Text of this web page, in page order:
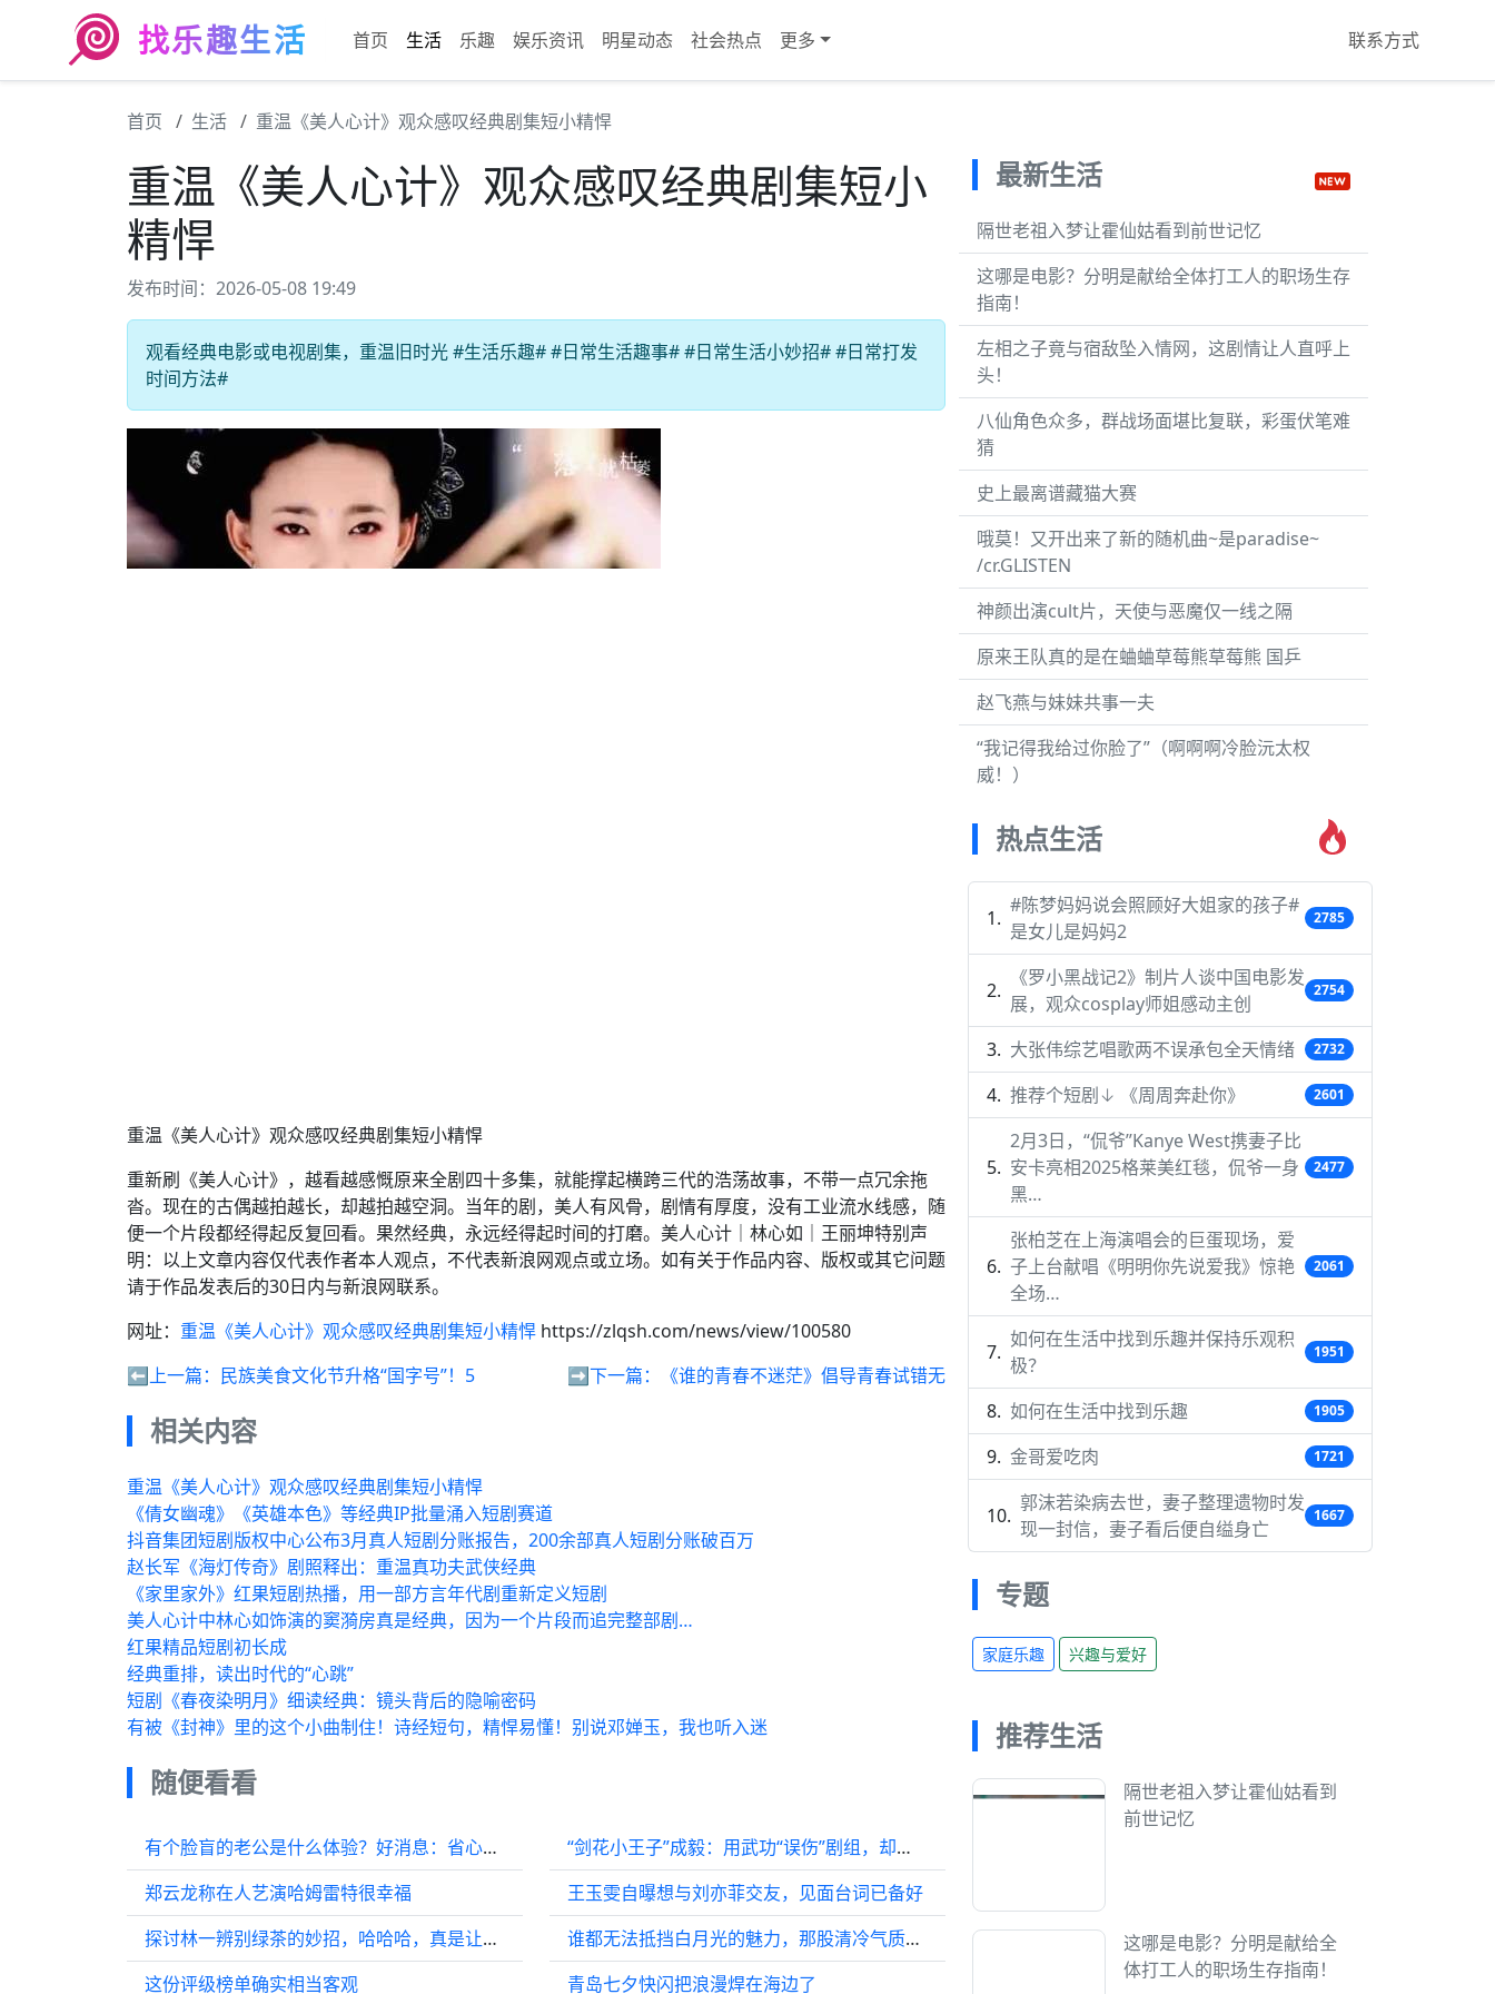
找乐趣生活 首页 生活 乐趣 娱乐资讯 明星动态 社会热点 更多 联系方式
首页 生活 重温《美人心计》观众感叹经典剧集短小精悍
重温《美人心计》观众感叹经典剧集短小
精悍
发布时间：2026-05-08 19:49
观看经典电影或电视剧集，重温旧时光 #生活乐趣# #日常生活趣事# #日常生活小妙招# #日常打发
时间方法#
重温《美人心计》观众感叹经典剧集短小精悍
重新刷《美人心计》，越看越感慨原来全剧四十多集，就能撑起横跨三代的浩荡故事，不带一点冗余拖
沓。现在的古偶越拍越长，却越拍越空洞。当年的剧，美人有风骨，剧情有厚度，没有工业流水线感，随
便一个片段都经得起反复回看。果然经典，永远经得起时间的打磨。美人心计｜林心如｜王丽坤特别声
明：以上文章内容仅代表作者本人观点，不代表新浪网观点或立场。如有关于作品内容、版权或其它问题
请于作品发表后的30日内与新浪网联系。
网址： 重温《美人心计》观众感叹经典剧集短小精悍 https://zlqsh.com/news/view/100580
⬅️上一篇： 民族美食文化节升格“国字号”！5 ➡️下一篇： 《谁的青春不迷茫》倡导青春试错无
相关内容
重温《美人心计》观众感叹经典剧集短小精悍
《倩女幽魂》《英雄本色》等经典IP批量涌入短剧赛道
抖音集团短剧版权中心公布3月真人短剧分账报告，200余部真人短剧分账破百万
赵长军《海灯传奇》剧照释出：重温真功夫武侠经典
《家里家外》红果短剧热播，用一部方言年代剧重新定义短剧
美人心计中林心如饰演的窦漪房真是经典，因为一个片段而追完整部剧…
红果精品短剧初长成
经典重排，读出时代的“心跳”
短剧《春夜染明月》细读经典：镜头背后的隐喻密码
有被《封神》里的这个小曲制住！诗经短句，精悍易懂！别说邓婵玉，我也听入迷
随便看看
有个脸盲的老公是什么体验？好消息：省心省力，坏消息：至今没认对过
郑云龙称在人艺演哈姆雷特很幸福
探讨林一辨别绿茶的妙招，哈哈哈，真是让人忍俊不禁
这份评级榜单确实相当客观
“剑花小王子”成毅：用武功“误伤”剧组，却意外圈粉无数
王玉雯自曝想与刘亦菲交友，见面台词已备好
谁都无法抵挡白月光的魅力，那股清冷气质总是直击人心
青岛七夕快闪把浪漫焊在海边了
最新生活
隔世老祖入梦让霍仙姑看到前世记忆
这哪是电影？分明是献给全体打工人的职场生存
指南！
左相之子竟与宿敌坠入情网，这剧情让人直呼上
头！
八仙角色众多，群战场面堪比复联，彩蛋伏笔难
猜
史上最离谱藏猫大赛
哦莫！又开出来了新的随机曲~是paradise~
/cr.GLISTEN
神颜出演cult片，天使与恶魔仅一线之隔
原来王队真的是在蛐蛐草莓熊草莓熊 国乒
赵飞燕与妹妹共事一夫
“我记得我给过你脸了”（啊啊啊冷脸沅太权
威！）
热点生活
#陈梦妈妈说会照顾好大姐家的孩子#
是女儿是妈妈2
2785
《罗小黑战记2》制片人谈中国电影发
展，观众cosplay师姐感动主创
2754
大张伟综艺唱歌两不误承包全天情绪 2732
推荐个短剧↓ 《周周奔赴你》 2601
2月3日，“侃爷”Kanye West携妻子比
安卡亮相2025格莱美红毯，侃爷一身
黑…
2477
张柏芝在上海演唱会的巨蛋现场，爱
子上台献唱《明明你先说爱我》惊艳
全场…
2061
如何在生活中找到乐趣并保持乐观积
极？
1951
如何在生活中找到乐趣 1905
金哥爱吃肉 1721
郭沫若染病去世，妻子整理遗物时发
现一封信，妻子看后便自缢身亡
1667
专题
家庭乐趣 兴趣与爱好
推荐生活
隔世老祖入梦让霍仙姑看到
前世记忆
这哪是电影？分明是献给全
体打工人的职场生存指南！